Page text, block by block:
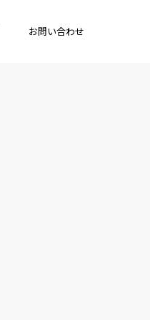
お問い合わせ